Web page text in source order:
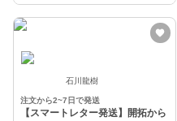
石川龍樹
注文から2~7日で発送
【スマートレター発送】開拓から